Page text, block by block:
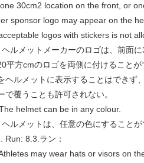
30cm2 location on the front, or
sponsor logo may appear on the
logos with stickers is not
ヘルメットメーカーのロゴは、前面
平方cmのロゴを両側に付けること
ヘルメットに表示することはできず
で覆うことも許可されない。
helmet can be in any colour.
ヘルメットは、任意の色にすること
Run: 8.3.ラン：
may wear hats or visors on